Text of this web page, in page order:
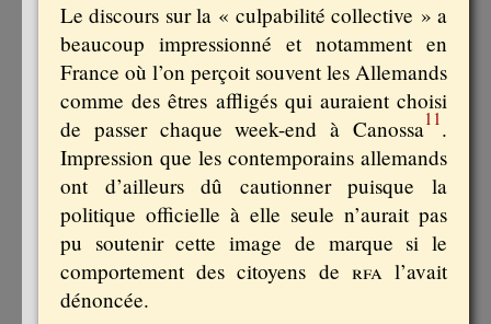
Le discours sur la « culpabilité collective » a
beaucoup impressionné et notamment en
France où l’on perçoit souvent les Allemands
comme des êtres affligés qui auraient choisi
de passer chaque week-end à Canossa11 .
Impression que les contemporains allemands
ont d’ailleurs dû cautionner puisque la
politique officielle à elle seule n’aurait pas
pu soutenir cette image de marque si le
comportement des citoyens de rfal’avait
dénoncée.